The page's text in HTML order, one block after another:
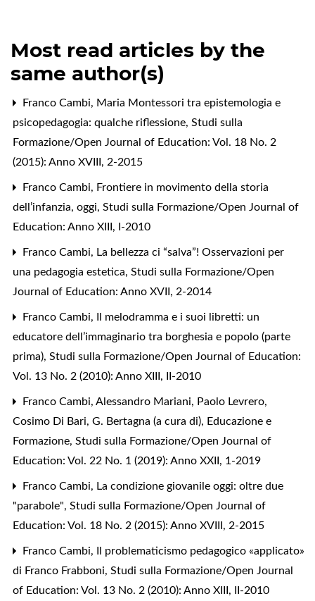
Most read articles by the
same author(s)
Franco Cambi, Maria Montessori tra epistemologia e
psicopedagogia: qualche riflessione, Studi sulla
Formazione/Open Journal of Education: Vol. 18 No. 2
(2015): Anno XVIII, 2-2015
Franco Cambi, Frontiere in movimento della storia
dell’infanzia, oggi, Studi sulla Formazione/Open Journal of
Education: Anno XIII, I-2010
Franco Cambi, La bellezza ci “salva”! Osservazioni per
una pedagogia estetica, Studi sulla Formazione/Open
Journal of Education: Anno XVII, 2-2014
Franco Cambi,
Il melodramma e i suoi libretti: un
educatore dell’immaginario tra borghesia e popolo (parte
prima), Studi sulla Formazione/Open Journal of Education:
Vol. 13 No. 2 (2010): Anno XIII, II-2010
Franco Cambi, Alessandro Mariani, Paolo Levrero,
Cosimo Di Bari, G. Bertagna (a cura di), Educazione e
Formazione, Studi sulla Formazione/Open Journal of
Education: Vol. 22 No. 1 (2019): Anno XXII, 1-2019
Franco Cambi, La condizione giovanile oggi: oltre due
"parabole", Studi sulla Formazione/Open Journal of
Education: Vol. 18 No. 2 (2015): Anno XVIII, 2-2015
Franco Cambi,
Il problematicismo pedagogico «applicato»
di Franco Frabboni, Studi sulla Formazione/Open Journal
of Education: Vol. 13 No. 2 (2010): Anno XIII, II-2010